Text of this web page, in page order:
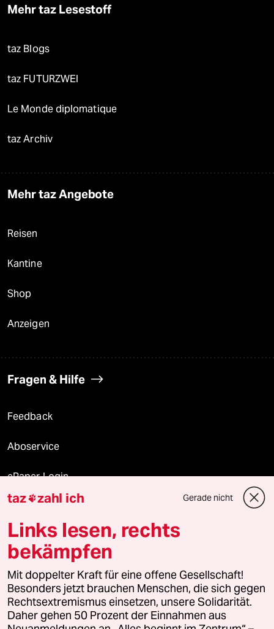
Mehr taz Lesestoff
taz Blogs
taz FUTURZWEI
Le Monde diplomatique
taz Archiv
Mehr taz Angebote
Reisen
Kantine
Shop
Anzeigen
Fragen & Hilfe
Feedback
Aboservice
ePaper Login
Downloads für Abonnierende
© 2026 taz Verlags und Vertriebs GmbH
Alle Rechte vorbehalten. Bei rechtlichen Fragen oder für Genehmigungen
wenden Sie sich bitte an lizenzen@taz.de
Feedback Redaktionsstatut Kommune-Richtlinien
taz zahl ich Gerade nicht
Links lesen, rechts
bekämpfen
Mit doppelter Kraft für eine offene Gesellschaft!
Besonders jetzt brauchen Menschen, die sich gegen
Rechtsextremismus einsetzen, unsere Solidarität.
Daher gehen 50 Prozent der Einnahmen aus